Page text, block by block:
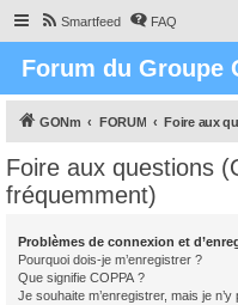
Smartfeed FAQ
Forum du Groupe
GONm FORUM
Foire aux questions
fréquemment)
Problèmes de connexion et
Pourquoi dois-je m’enregistrer ?
Que signifie COPPA ?
Je souhaite m’enregistrer, mais je